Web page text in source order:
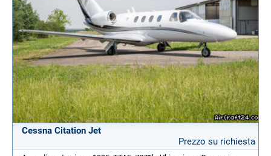
Cessna Citation Jet
Prezzo su richiesta